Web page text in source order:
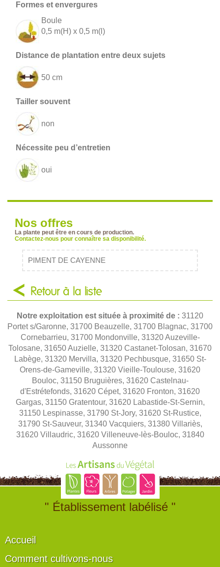
Boule
0,5 m(H) x 0,5 m(l)
50 cm
non
oui
Nos offres
La plante peut être en cours de production.
Contactez-nous pour connaître sa disponibilité.
PIMENT DE CAYENNE
Retour à la liste
Notre exploitation est située à proximité de : 31120
Portet s/Garonne, 31700 Beauzelle, 31700 Blagnac, 31700
Cornebarrieu, 31700 Mondonville, 31320 Auzeville-
Tolosane, 31650 Auzielle, 31320 Castanet-Tolosan, 31670
Labège, 31320 Mervilla, 31320 Pechbusque, 31650 St-
Orens-de-Gameville, 31320 Vieille-Toulouse, 31620
Bouloc, 31150 Bruguières, 31620 Castelnau-
d'Estrétefonds, 31620 Cépet, 31620 Fronton, 31620
Gargas, 31150 Gratentour, 31620 Labastide-St-Sernin,
31150 Lespinasse, 31790 St-Jory, 31620 St-Rustice,
31790 St-Sauveur, 31340 Vacquiers, 31380 Villariès,
31620 Villaudric, 31620 Villeneuve-lès-Bouloc, 31840
Aussonne
" Établissement labélisé "
Accueil
Comment cultivons-nous